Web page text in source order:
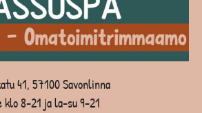
41, 57100 Savonlinna
klo 8-21 ja la-su 9-21